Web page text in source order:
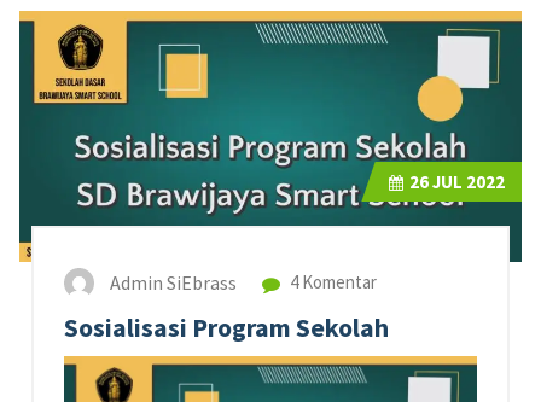
26JUL 2022
Admin SiEbrass 4 Komentar
Sosialisasi Program Sekolah